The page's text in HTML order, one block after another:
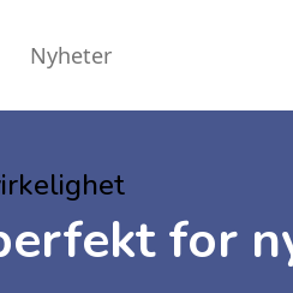
Nyheter
for